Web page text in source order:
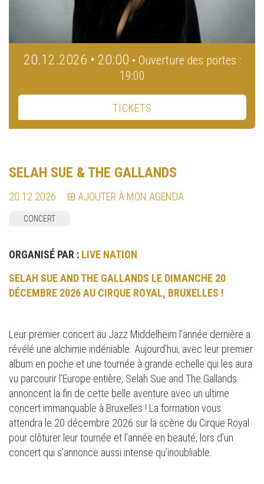
20.12.2026 • 20:00 • Ouverture des portes :
19:00
TICKETS
SELAH SUE & THE GALLANDS
20.12.2026 AJOUTER À MON AGENDA
CONCERT
ORGANISÉ PAR : LIVE NATION
SELAH SUE AND THE GALLANDS LE DIMANCHE 20
DÉCEMBRE 2026 AU CIRQUE ROYAL, BRUXELLES !
Leur premier concert au Jazz Middelheim l’année dernière a
révélé une alchimie indéniable. Aujourd’hui, avec leur premier
album en poche et une tournée à grande echelle qui les aura
vu parcourir l’Europe entière, Selah Sue and The Gallands
annoncent la fin de cette belle aventure avec un ultime
concert immanquable à Bruxelles ! La formation vous
attendra le 20 décembre 2026 sur la scène du Cirque Royal
pour clôturer leur tournée et l’année en beauté, lors d’un
concert qui s’annonce aussi intense qu’inoubliable.